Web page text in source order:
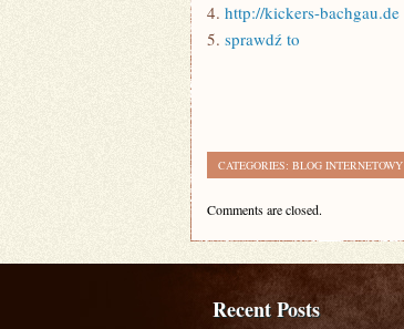
4. http://kickers-bachgau.de
5. sprawdź to
CATEGORIES: BLOG INTERNETOWY
Comments are closed.
Recent Posts